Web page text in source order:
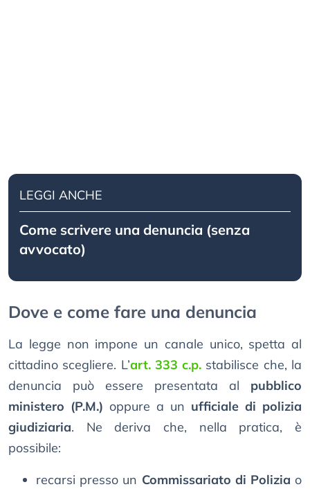
LEGGI ANCHE
Come scrivere una denuncia (senza
avvocato)
Dove e come fare una denuncia
La legge non impone un canale unico, spetta al
cittadino scegliere. L’art. 333 c.p. stabilisce che, la
denuncia può essere presentata al pubblico
ministero (P.M.) oppure a un ufficiale di polizia
giudiziaria. Ne deriva che, nella pratica, è
possibile:
recarsi presso un Commissariato di Polizia o